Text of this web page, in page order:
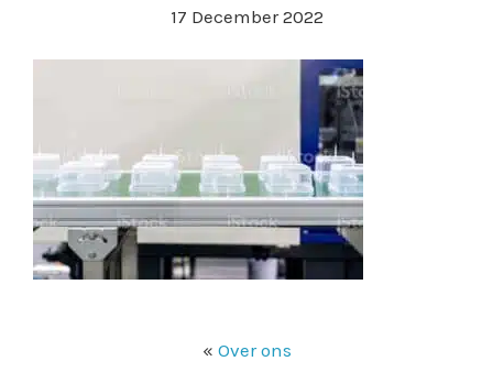
17 December 2022
« Over ons